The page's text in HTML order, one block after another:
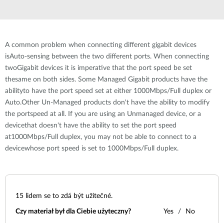
A common problem when connecting different gigabit devices
isAuto-sensing between the two different ports. When connecting
twoGigabit devices it is imperative that the port speed be set
thesame on both sides. Some Managed Gigabit products have the
abilityto have the port speed set at either 1000Mbps/Full duplex or
Auto.Other Un-Managed products don't have the ability to modify
the portspeed at all. If you are using an Unmanaged device, or a
devicethat doesn't have the ability to set the port speed
at1000Mbps/Full duplex, you may not be able to connect to a
devicewhose port speed is set to 1000Mbps/Full duplex.
15 lidem se to zdá být užitečné.
Czy materiał był dla Ciebie użyteczny? Yes No